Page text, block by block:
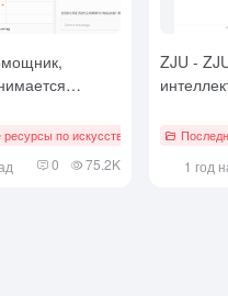
# AI Java Open Source Projecct #
с помощью
по искусственному
0 75.2K
ZJU -
1 год